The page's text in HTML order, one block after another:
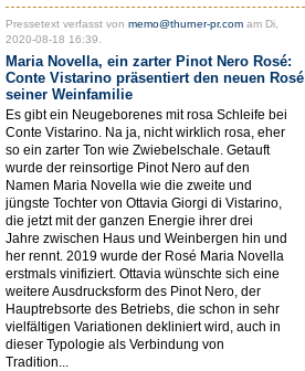
Pressetext verfasst von memo@thurner-pr.com am Di,
2020-08-18 16:39.
Maria Novella, ein zarter Pinot Nero Rosé:
Conte Vistarino präsentiert den neuen Rosé
seiner Weinfamilie
Es gibt ein Neugeborenes mit rosa Schleife bei
Conte Vistarino. Na ja, nicht wirklich rosa, eher
so ein zarter Ton wie Zwiebelschale. Getauft
wurde der reinsortige Pinot Nero auf den
Namen Maria Novella wie die zweite und
jüngste Tochter von Ottavia Giorgi di Vistarino,
die jetzt mit der ganzen Energie ihrer drei
Jahre zwischen Haus und Weinbergen hin und
her rennt. 2019 wurde der Rosé Maria Novella
erstmals vinifiziert. Ottavia wünschte sich eine
weitere Ausdrucksform des Pinot Nero, der
Hauptrebsorte des Betriebs, die schon in sehr
vielfältigen Variationen dekliniert wird, auch in
dieser Typologie als Verbindung von
Tradition...